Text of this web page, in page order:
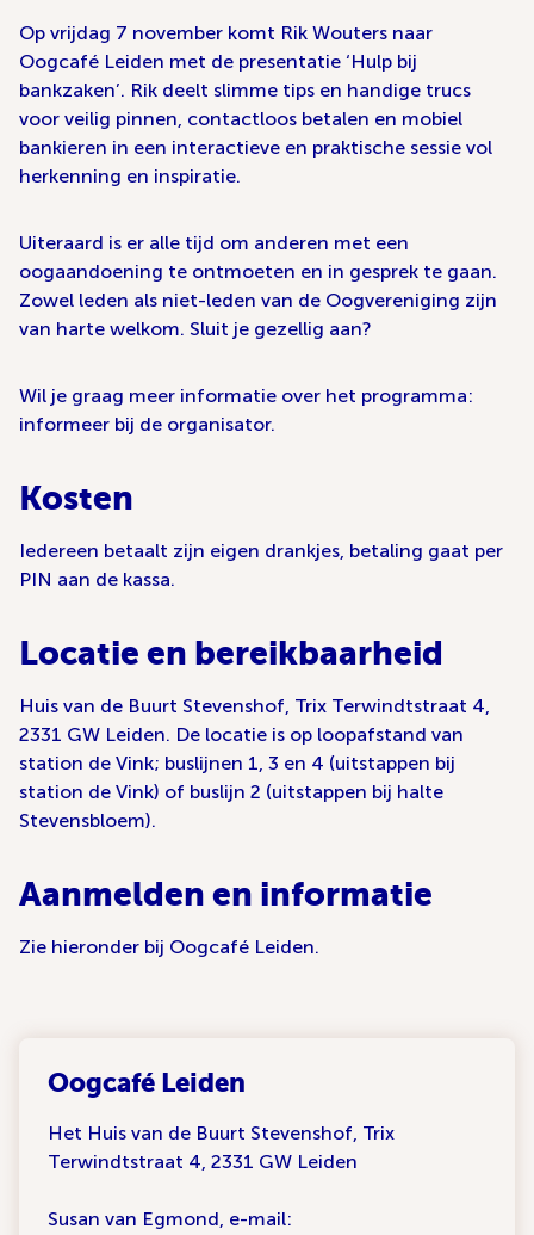
Op vrijdag 7 november komt Rik Wouters naar
Oogcafé Leiden met de presentatie ‘Hulp bij
bankzaken’. Rik deelt slimme tips en handige trucs
voor veilig pinnen, contactloos betalen en mobiel
bankieren in een interactieve en praktische sessie vol
herkenning en inspiratie.
Uiteraard is er alle tijd om anderen met een
oogaandoening te ontmoeten en in gesprek te gaan.
Zowel leden als niet-leden van de Oogvereniging zijn
van harte welkom. Sluit je gezellig aan?
Wil je graag meer informatie over het programma:
informeer bij de organisator.
Kosten
Iedereen betaalt zijn eigen drankjes, betaling gaat per
PIN aan de kassa.
Locatie en bereikbaarheid
Huis van de Buurt Stevenshof, Trix Terwindtstraat 4,
2331 GW Leiden. De locatie is op loopafstand van
station de Vink; buslijnen 1, 3 en 4 (uitstappen bij
station de Vink) of buslijn 2 (uitstappen bij halte
Stevensbloem).
Aanmelden en informatie
Zie hieronder bij Oogcafé Leiden.
Oogcafé Leiden
Het Huis van de Buurt Stevenshof, Trix
Terwindtstraat 4, 2331 GW Leiden
Susan van Egmond, e-mail: